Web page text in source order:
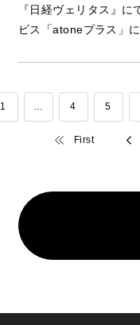
『日経ヴェリタス』
ビス「atoneプラス」
First
1 … 4 5